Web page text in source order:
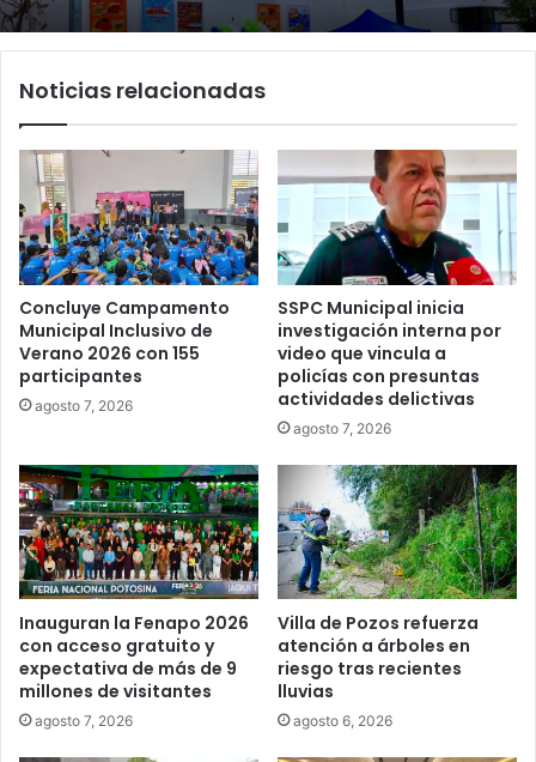
Noticias relacionadas
Concluye Campamento
Municipal Inclusivo de
Verano 2026 con 155
participantes
agosto 7, 2026
SSPC Municipal inicia
investigación interna por
video que vincula a
policías con presuntas
actividades delictivas
agosto 7, 2026
Inauguran la Fenapo 2026
con acceso gratuito y
expectativa de más de 9
millones de visitantes
agosto 7, 2026
Villa de Pozos refuerza
atención a árboles en
riesgo tras recientes
lluvias
agosto 6, 2026